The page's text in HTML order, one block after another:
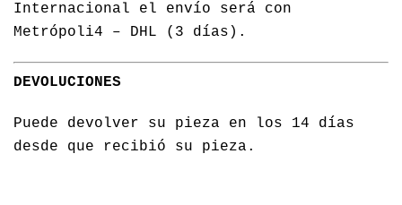
Internacional el envío será con
Metrópoli4 – DHL (3 días).
DEVOLUCIONES
Puede devolver su pieza en los 14 días
desde que recibió su pieza.